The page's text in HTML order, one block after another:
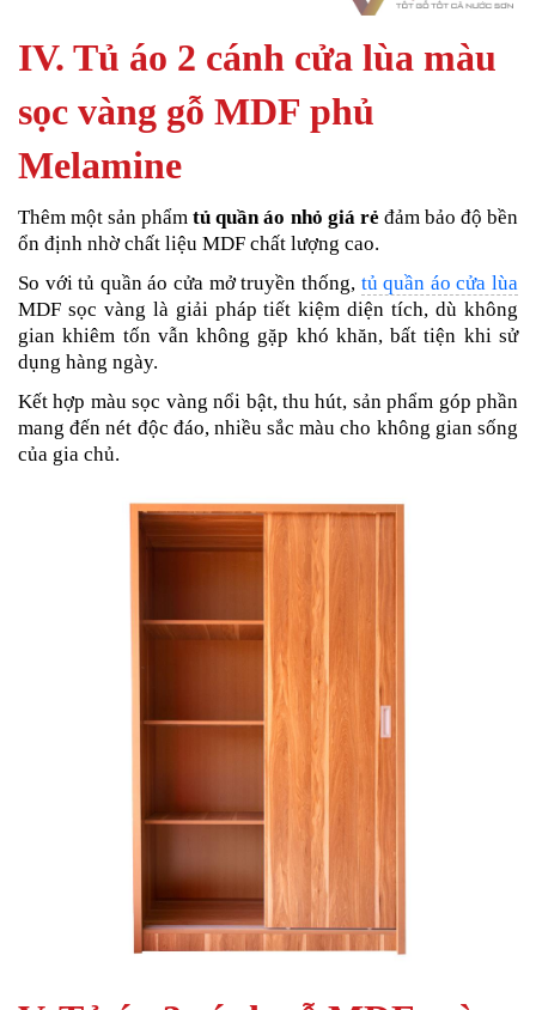
IV. Tủ áo 2 cánh cửa lùa màu
sọc vàng gỗ MDF phủ
Melamine
Thêm một sản phẩmtủ quần áo nhỏ giá rẻ đảm bảo độ bền
ổn định nhờ chất liệu MDF chất lượng cao.
So với tủ quần áo cửa mở truyền thống, tủ quần áo cửa lùa
MDF sọc vàng là giải pháp tiết kiệm diện tích, dù không
gian khiêm tốn vẫn không gặp khó khăn, bất tiện khi sử
dụng hàng ngày.
Kết hợp màu sọc vàng nổi bật, thu hút, sản phẩm góp phần
mang đến nét độc đáo, nhiều sắc màu cho không gian sống
của gia chủ.